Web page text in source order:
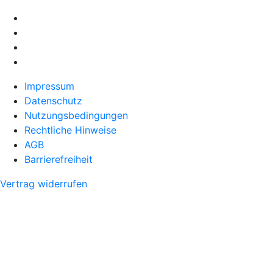
Impressum
Datenschutz
Nutzungsbedingungen
Rechtliche Hinweise
AGB
Barrierefreiheit
Vertrag widerrufen